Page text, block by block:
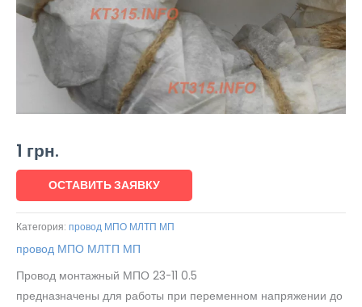
1 грн.
ОСТАВИТЬ ЗАЯВКУ
Категория: провод МПО МЛТП МП
провод МПО МЛТП МП
Провод монтажный МПО 23-11 0.5
предназначены для работы при переменном напряжении до